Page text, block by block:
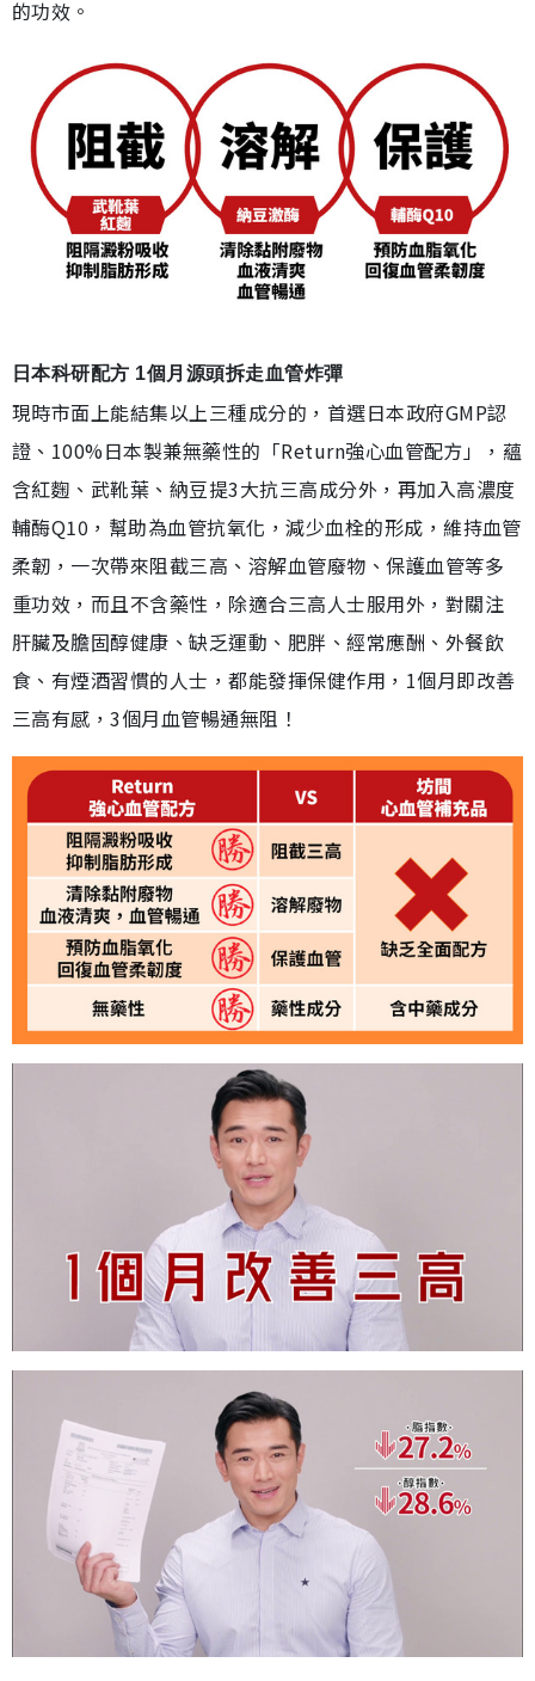
的功效。
日本科研配方 1個月源頭拆走血管炸彈
現時市面上能結集以上三種成分的，首選日本政府GMP認
證、100%日本製兼無藥性的「Return強心血管配方」，蘊
含紅麴、武靴葉、納豆提3大抗三高成分外，再加入高濃度
輔酶Q10，幫助為血管抗氧化，減少血栓的形成，維持血管
柔韌，一次帶來阻截三高、溶解血管廢物、保護血管等多
重功效，而且不含藥性，除適合三高人士服用外，對關注
肝臟及膽固醇健康、缺乏運動、肥胖、經常應酬、外餐飲
食、有煙酒習慣的人士，都能發揮保健作用，1個月即改善
三高有感，3個月血管暢通無阻！